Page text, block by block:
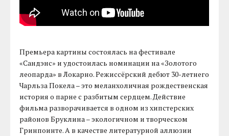
Премьера картины состоялась на фестивале
«Сандэнс» и удостоилась номинации на «Золотого
леопарда» в Локарно. Режиссёрский дебют 30-летнего
Чарльза Покела – это меланхоличная рождественская
история о парне с разбитым сердцем. Действие
фильма разворачивается в одном из xипстерскиx
районов Бруклина – экологичном и творческом
Гринпоинте. А в качестве литературной аллюзии